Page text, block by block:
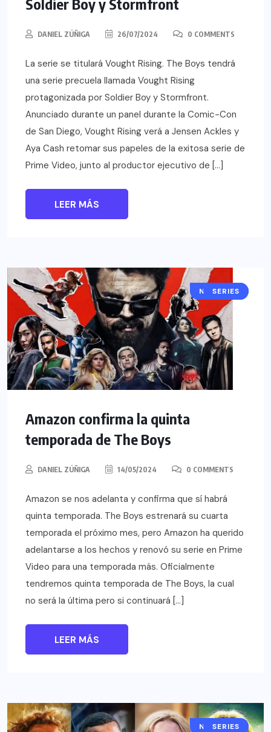
DANIEL ZÚÑIGA 26/07/2024 0 COMMENTS
La serie se titulará Vought Rising. The Boys tendrá
una serie precuela llamada Vought Rising
protagonizada por Soldier Boy y Stormfront.
Anunciado durante un panel durante la Comic-Con
de San Diego, Vought Rising verá a Jensen Ackles y
Aya Cash retomar sus papeles de la exitosa serie de
Prime Video, junto al productor ejecutivo de […]
LEER MÁS
NOTICIAS
SERIES
Amazon confirma la quinta
temporada de The Boys
DANIEL ZÚÑIGA 14/05/2024 0 COMMENTS
Amazon se nos adelanta y confirma que sí habrá
quinta temporada. The Boys estrenará su cuarta
temporada el próximo mes, pero Amazon ha querido
adelantarse a los hechos y renovó su serie en Prime
Video para una temporada más. Oficialmente
tendremos quinta temporada de The Boys, la cual
no será la última pero si continuará […]
LEER MÁS
NOTICIAS
SERIES